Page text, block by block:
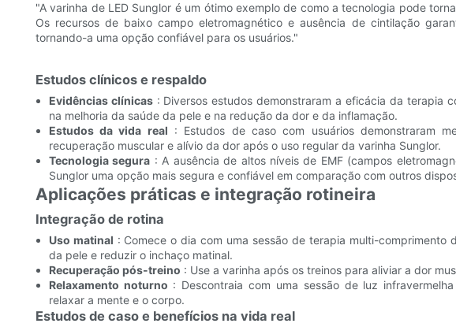
"A varinha de LED Sunglor é um ótimo exemplo de como a tecnologia pode
Os recursos de baixo campo eletromagnético e ausência de cintilação
tornando-a uma opção confiável para os usuários."
Estudos clínicos e respaldo
Evidências clínicas: Diversos estudos demonstraram a eficácia da terapia
na melhoria da saúde da pele e na redução da dor e da inflamação.
Estudos da vida real : Estudos de caso com usuários demonstraram
recuperação muscular e alívio da dor após o uso regular da varinha Sunglor.
Tecnologia segura : A ausência de altos níveis de EMF (campos
Sunglor uma opção mais segura e confiável em comparação com outros
Aplicações práticas e integração rotineira
Integração de rotina
Uso matinal : Comece o dia com uma sessão de terapia multi-comprimento
da pele e reduzir o inchaço matinal.
Recuperação pós-treino : Use a varinha após os treinos para aliviar a dor
Relaxamento noturno : Descontraia com uma sessão de luz
relaxar a mente e o corpo.
Estudos de caso e benefícios na vida real